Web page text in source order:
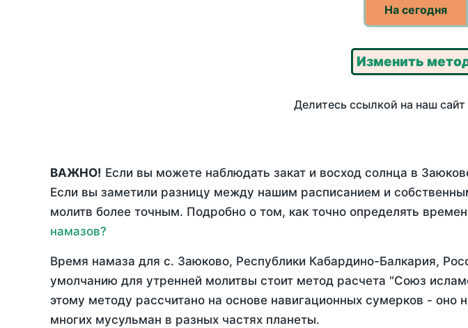
На сегодня
Изменить
Делитесь ссылкой на наш сайт
ВАЖНО! Если вы можете наблюдать закат и восход солнца в
Если вы заметили разницу между нашим расписанием и
молитв более точным. Подробно о том, как точно определять
намазов?
Время намаза для с. Заюково, Республики Кабардино-Балкария,
умолчанию для утренней молитвы стоит метод расчета "Союз
этому методу рассчитано на основе навигационных сумерков - оно
многих мусульман в разных частях планеты.